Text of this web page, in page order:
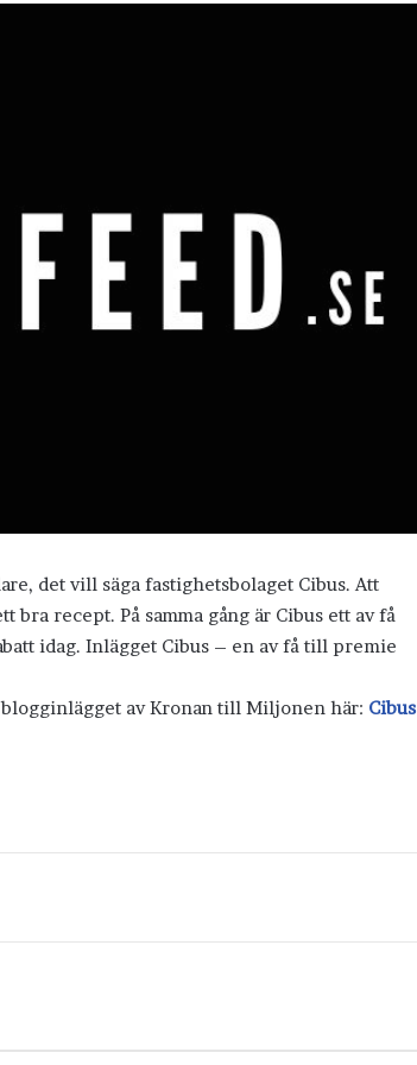
det vill säga fastighetsbolaget Cibus. Att
recept. På samma gång är Cibus ett av få
idag. Inlägget Cibus – en av få till premie
blogginlägget av Kronan till Miljonen här: Cibus